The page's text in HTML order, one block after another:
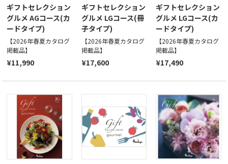
ギフトセレクション
グルメ AGコース(カ
ードタイプ)
【2026年春夏カタログ
掲載品】
¥11,990
ギフトセレクション
グルメ LGコース(冊
子タイプ)
【2026年春夏カタログ
掲載品】
¥17,600
ギフトセレクション
グルメ LGコース(カ
ードタイプ)
【2026年春夏カタログ
掲載品】
¥17,490